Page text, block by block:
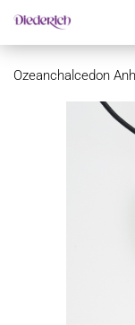
Ozeanchalcedon